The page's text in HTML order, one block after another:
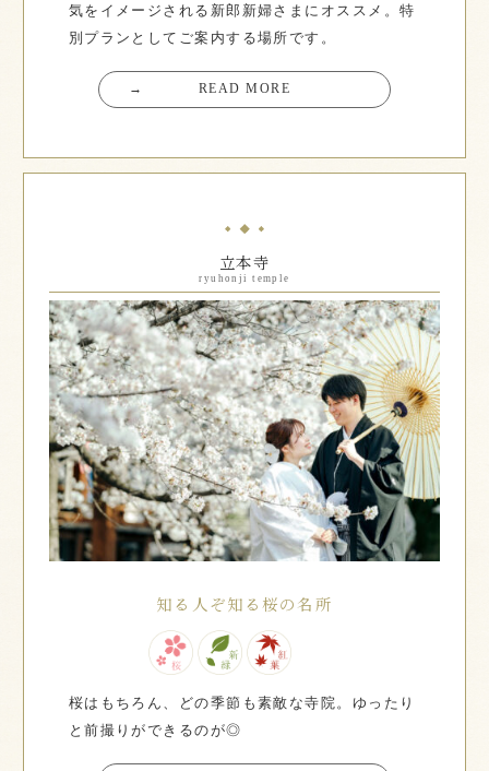
気をイメージされる新郎新婦さまにオススメ。特
別プランとしてご案内する場所です。
→ READ MORE
立本寺
ryuhonji temple
知る人ぞ知る桜の名所
桜はもちろん、どの季節も素敵な寺院。ゆったり
と前撮りができるのが◎